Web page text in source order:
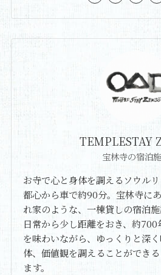
TEMPLESTAY
宝林寺の宿泊
お寺で心と身体を調えるソウル
都心から車で約90分。宝林寺に
れ家のような、一棟貸しの宿泊
日常から少し距離をおき、約
を味わいながら、ゆっくりと深
体、価値観を調えることができ
ます。